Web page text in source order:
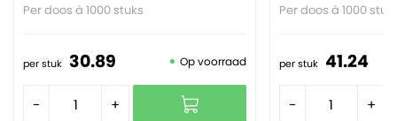
Per doos à 1000 stuks
per stuk 30.89 Op voorraad
- +
Per doos à 1000
per stuk 41.24
- +